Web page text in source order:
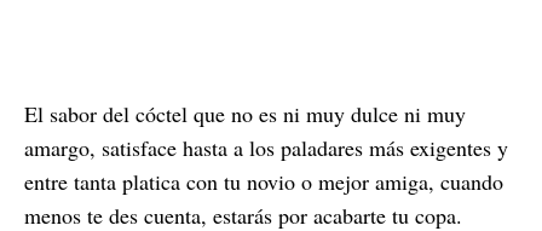
El sabor del cóctel que no es ni muy dulce ni muy
amargo, satisface hasta a los paladares más exigentes y
entre tanta platica con tu novio o mejor amiga, cuando
menos te des cuenta, estarás por acabarte tu copa.